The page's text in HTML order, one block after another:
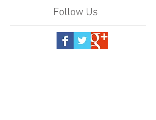
Follow Us